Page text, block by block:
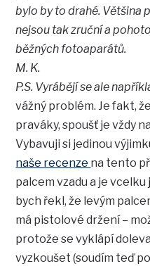
bylo by to drahé. Většina
nejsou tak zruční a
běžných fotoaparátů.
M. K.
P.S. Vyrábějí se ale
vážný problém. Je fakt,
praváky, spoušť je vždy
Vybavuji si jedinou
naše recenze na tento
palcem vzadu a je
bych řekl, že levým
má pistolové držení –
protože se vyklápí
vyzkoušet (soudím teď